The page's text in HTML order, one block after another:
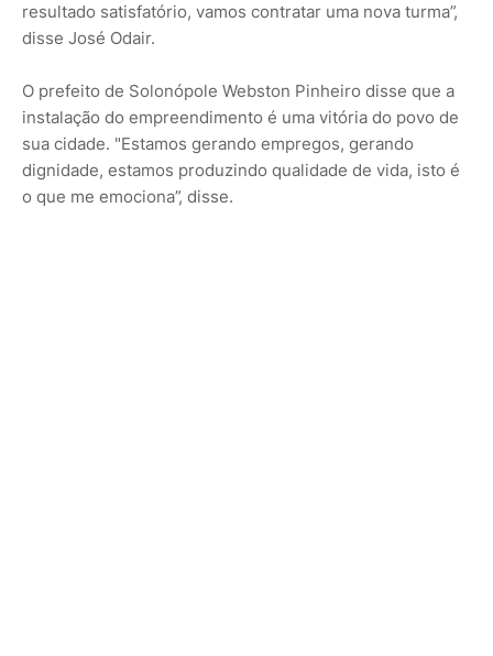
resultado satisfatório, vamos contratar uma nova turma”,
disse José Odair.
O prefeito de Solonópole Webston Pinheiro disse que a
instalação do empreendimento é uma vitória do povo de
sua cidade. "Estamos gerando empregos, gerando
dignidade, estamos produzindo qualidade de vida, isto é
o que me emociona”, disse.